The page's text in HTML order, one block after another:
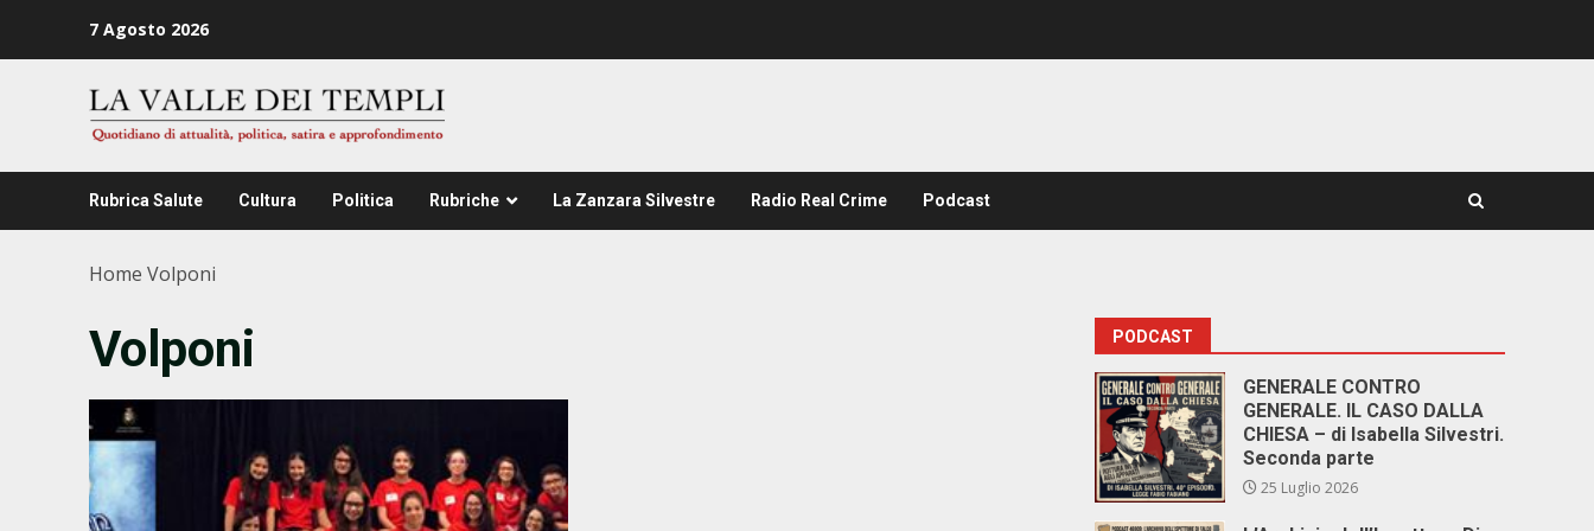
7 Agosto 2026
Rubrica Salute Cultura Politica Rubriche La Zanzara Silvestre Radio Real Crime Podcast
Home Volponi
Volponi PODCAST
GENERALE CONTRO
GENERALE. IL CASO DALLA
CHIESA – di Isabella Silvestri.
Seconda parte
25 Luglio 2026